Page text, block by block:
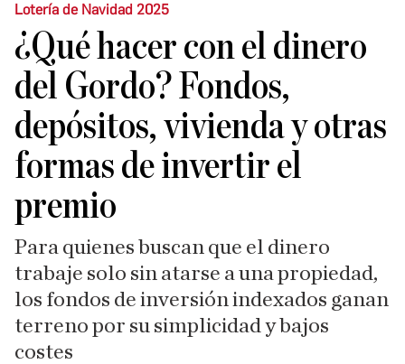
Lotería de Navidad 2025
¿Qué hacer con el dinero
del Gordo? Fondos,
depósitos, vivienda y otras
formas de invertir el
premio
Para quienes buscan que el dinero
trabaje solo sin atarse a una propiedad,
los fondos de inversión indexados ganan
terreno por su simplicidad y bajos
costes